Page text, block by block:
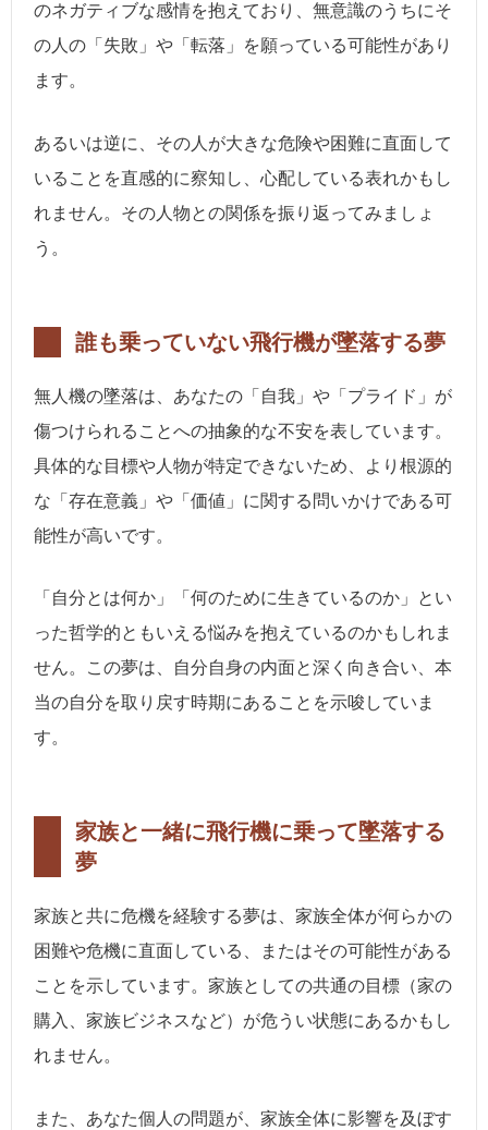
のネガティブな感情を抱えており、無意識のうちにそ
の人の「失敗」や「転落」を願っている可能性があり
ます。
あるいは逆に、その人が大きな危険や困難に直面して
いることを直感的に察知し、心配している表れかもし
れません。その人物との関係を振り返ってみましょ
う。
誰も乗っていない飛行機が墜落する夢
無人機の墜落は、あなたの「自我」や「プライド」が
傷つけられることへの抽象的な不安を表しています。
具体的な目標や人物が特定できないため、より根源的
な「存在意義」や「価値」に関する問いかけである可
能性が高いです。
「自分とは何か」「何のために生きているのか」とい
った哲学的ともいえる悩みを抱えているのかもしれま
せん。この夢は、自分自身の内面と深く向き合い、本
当の自分を取り戻す時期にあることを示唆していま
す。
家族と一緒に飛行機に乗って墜落する
夢
家族と共に危機を経験する夢は、家族全体が何らかの
困難や危機に直面している、またはその可能性がある
ことを示しています。家族としての共通の目標（家の
購入、家族ビジネスなど）が危うい状態にあるかもし
れません。
また、あなた個人の問題が、家族全体に影響を及ぼす